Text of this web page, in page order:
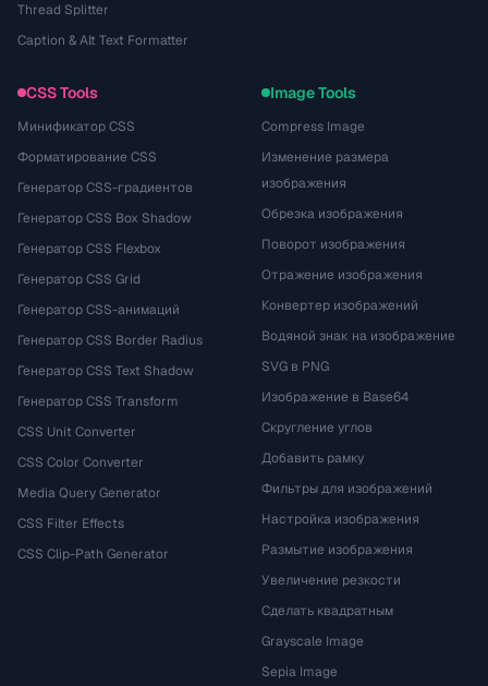
Thread Splitter
Caption & Alt Text Formatter
CSS Tools
Минификатор CSS
Форматирование CSS
Генератор CSS-градиентов
Генератор CSS Box Shadow
Генератор CSS Flexbox
Генератор CSS Grid
Генератор CSS-анимаций
Генератор CSS Border Radius
Генератор CSS Text Shadow
Генератор CSS Transform
CSS Unit Converter
CSS Color Converter
Media Query Generator
CSS Filter Effects
CSS Clip-Path Generator
Image Tools
Compress Image
Изменение размера
изображения
Обрезка изображения
Поворот изображения
Отражение изображения
Конвертер изображений
Водяной знак на изображение
SVG в PNG
Изображение в Base64
Скругление углов
Добавить рамку
Фильтры для изображений
Настройка изображения
Размытие изображения
Увеличение резкости
Сделать квадратным
Grayscale Image
Sepia Image